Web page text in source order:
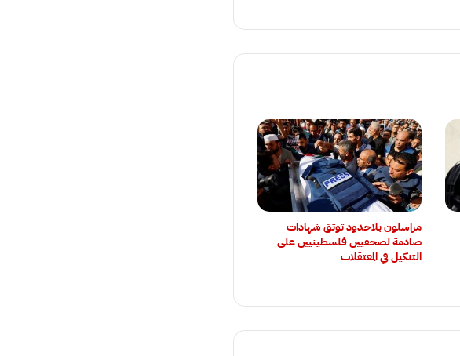
‏مراسلون بلاحدود توثق شهادات
صادمة لصحفيين فلسطينيين على
التنكيل في المعتقلات